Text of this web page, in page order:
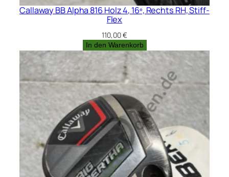
Callaway BB Alpha 816 Holz 4, 16º, Rechts RH, Stiff-
Flex
110,00€
In den Warenkorb